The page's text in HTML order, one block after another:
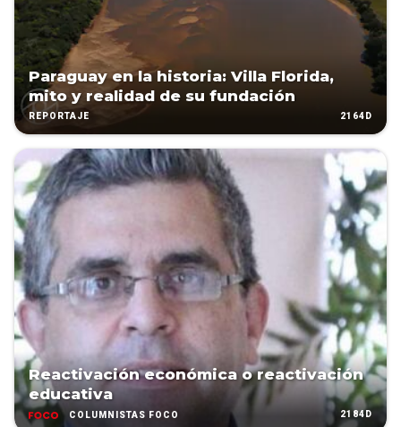
Paraguay en la historia: Villa Florida,
mito y realidad de su fundación
REPORTAJE 2164D
Reactivación económica o reactivación
educativa
COLUMNISTAS FOCO 2184D